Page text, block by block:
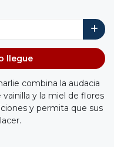
llegue
combina la audacia
y la miel de flores
y permita que sus